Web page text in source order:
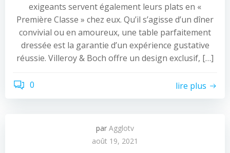
exigeants servent également leurs plats en «
Première Classe » chez eux. Qu’il s’agisse d’un dîner
convivial ou en amoureux, une table parfaitement
dressée est la garantie d’un expérience gustative
réussie. Villeroy & Boch offre un design exclusif, […]
0 lire plus
par Agglotv
août 19, 2021